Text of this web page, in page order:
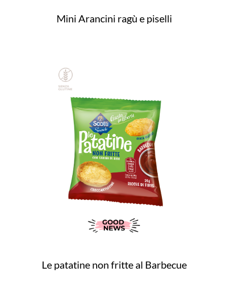
Mini Arancini ragù e piselli
Le patatine non fritte al Barbecue